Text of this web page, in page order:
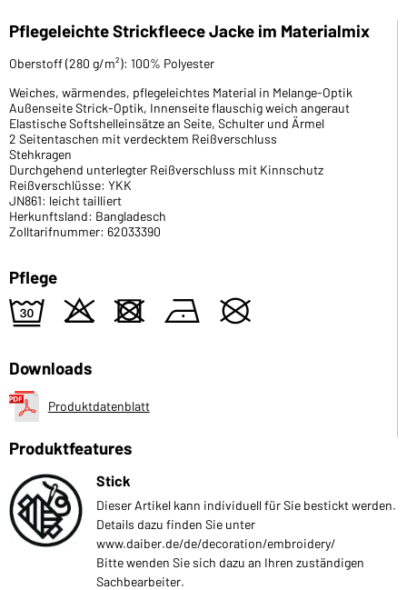
Pflegeleichte Strickfleece Jacke im Materialmix
Oberstoff (280 g/m²): 100% Polyester
Weiches, wärmendes, pflegeleichtes Material in Melange-Optik
Außenseite Strick-Optik, Innenseite flauschig weich angeraut
Elastische Softshelleinsätze an Seite, Schulter und Ärmel
2 Seitentaschen mit verdecktem Reißverschluss
Stehkragen
Durchgehend unterlegter Reißverschluss mit Kinnschutz
Reißverschlüsse: YKK
JN861: leicht tailliert
Herkunftsland: Bangladesch
Zolltarifnummer: 62033390
Pflege
e o d n U
Downloads
Produktdatenblatt
Produktfeatures
Stick
Dieser Artikel kann individuell für Sie bestickt werden.
Details dazu finden Sie unter
www.daiber.de/de/decoration/embroidery/
Bitte wenden Sie sich dazu an Ihren zuständigen
Sachbearbeiter.